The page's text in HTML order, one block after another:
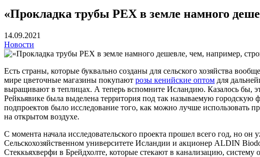
«Прокладка трубы PEX в земле намного
14.09.2021
Новости
Есть страны, которые буквально созданы для сельского хозяйства
мире цветочные магазины покупают розы кенийские оптом для
выращивают в теплицах. А теперь вспомните Исландию. Казалось бы,
Рейкьявике была выделена территория под так называемую
подпроектов было исследование того, как можно лучше использовать
на открытом воздухе.
С момента начала исследовательского проекта прошел всего год, но
Сельскохозяйственном университете Исландии и акционер ALDIN
Стеккьяхверфи в Брейдхолте, которые стекают в канализацию,